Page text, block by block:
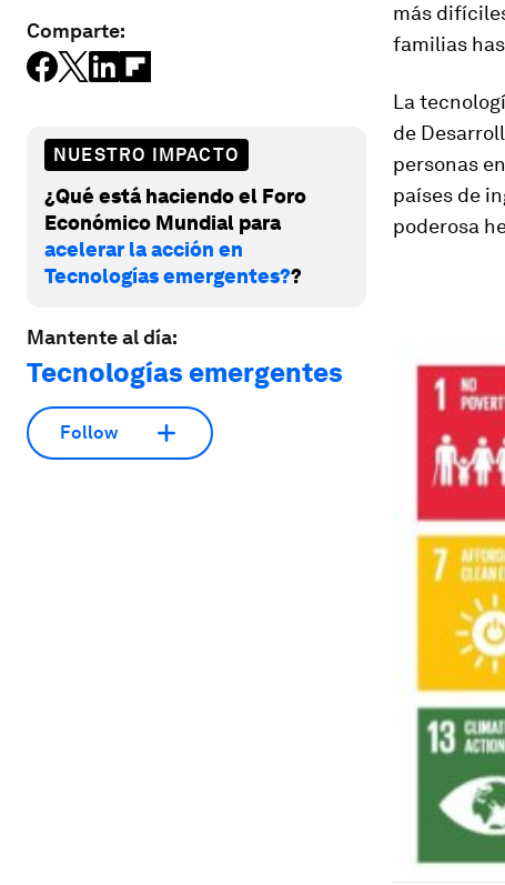
Comparte:
NUESTRO IMPACTO
¿Qué está haciendo el Foro
Económico Mundial para
acelerar la acción en
Tecnologías emergentes??
Mantente al día:
Tecnologías emergentes
Follow
más
familias
La
de
personas
países de
poderosa